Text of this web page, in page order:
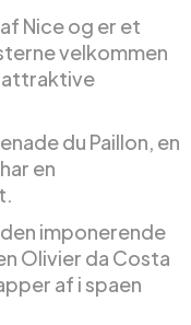
Nice og er et
velkommen
du Paillon, en
en
imponerende
Olivier da Costa
af i spaen